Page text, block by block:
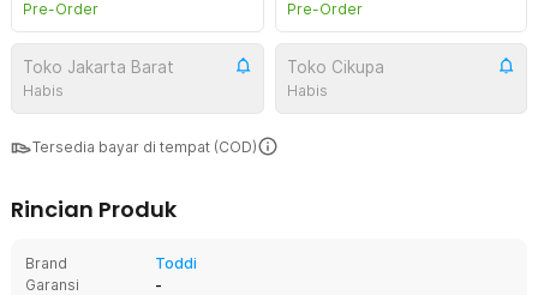
Pre-Order Pre-Order
Toko Jakarta Barat
Habis
Toko Cikupa
Habis
Tersedia bayar di tempat (COD)
Rincian Produk
Brand
Toddi
Garansi
-